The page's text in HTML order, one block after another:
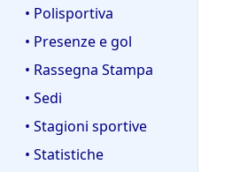
• Polisportiva
• Presenze e gol
• Rassegna Stampa
• Sedi
• Stagioni sportive
• Statistiche